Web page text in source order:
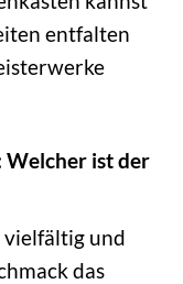
entfalten
Welcher ist der
vielfältig und
das